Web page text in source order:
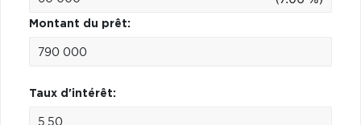
Montant du prêt:
Taux d'intérêt: